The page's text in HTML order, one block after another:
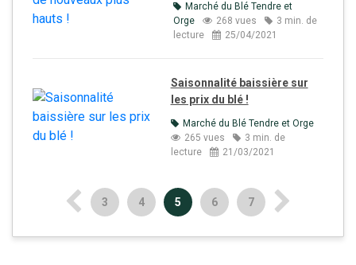
Marché du Blé Tendre et
Orge
268 vues
3 min. de
lecture
25/04/2021
Saisonnalité baissière sur
les prix du blé !
Marché du Blé Tendre et Orge
265 vues
3 min. de
lecture
21/03/2021
3 4 5 6 7